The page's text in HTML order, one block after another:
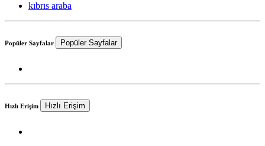
kıbrıs araba
Popüler Sayfalar Popüler Sayfalar
Hızlı Erişim Hızlı Erişim